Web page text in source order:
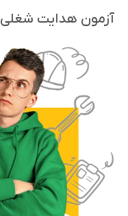
آزمون هدایت شغلی